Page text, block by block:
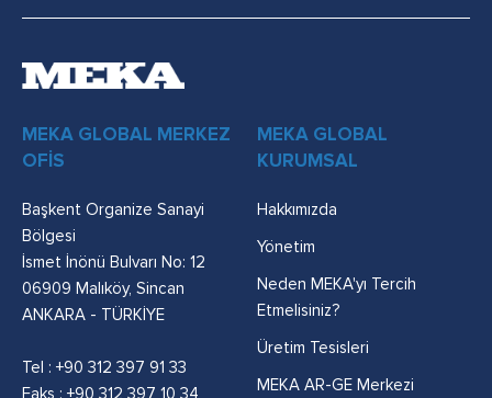
MEKA GLOBAL MERKEZ
OFİS
Başkent Organize Sanayi
Bölgesi
İsmet İnönü Bulvarı No: 12
06909 Malıköy, Sincan
ANKARA - TÜRKİYE
Tel : +90 312 397 91 33
Faks : +90 312 397 10 34
MEKA GLOBAL
KURUMSAL
Hakkımızda
Yönetim
Neden MEKA'yı Tercih
Etmelisiniz?
Üretim Tesisleri
MEKA AR-GE Merkezi